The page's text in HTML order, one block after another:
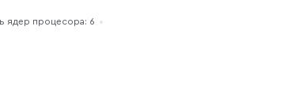
ядер процесора: 6